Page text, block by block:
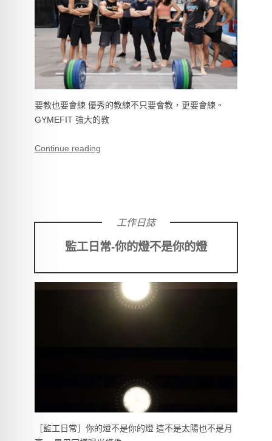
要教也要會練 優秀的教練不只要會教，更要會練。
GYMEFIT 強大的教
Continue reading
監工日常-你的燈不是你的燈
工作日誌
［監工日常］你的燈不是你的燈 這不是太陽也不是月